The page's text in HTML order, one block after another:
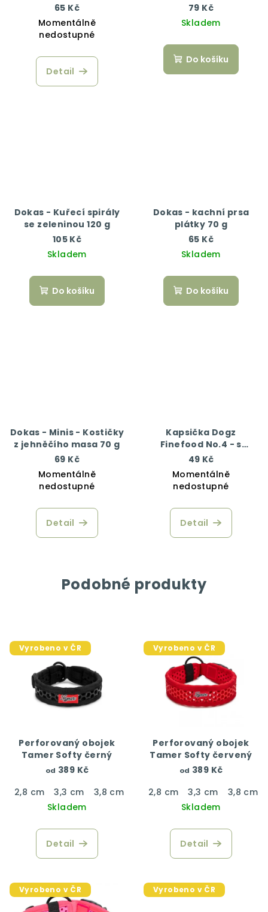
65 Kč
Momentálně
nedostupné
Detail
79 Kč
Skladem
Do košíku
Dokas - Kuřecí spirály
se zeleninou 120 g
105 Kč
Skladem
Do košíku
Dokas - kachní prsa
plátky 70 g
65 Kč
Skladem
Do košíku
Dokas - Minis - Kostičky
z jehněčího masa 70 g
69 Kč
Momentálně
nedostupné
Detail
Kapsička Dogz
Finefood No.4 - s
kuřecím a bažantím
masem 100 g
49 Kč
Momentálně
nedostupné
Detail
Podobné produkty
Vyrobeno v ČR
Perforovaný obojek
Tamer Softy černý
od 389 Kč
2,8 cm
3,3 cm 3,8 cm
4,3 cm
Skladem
Detail
Vyrobeno v ČR
Perforovaný obojek
Tamer Softy červený
od 389 Kč
2,8 cm
3,3 cm 3,8 cm
Skladem
Detail
Vyrobeno v ČR Vyrobeno v ČR